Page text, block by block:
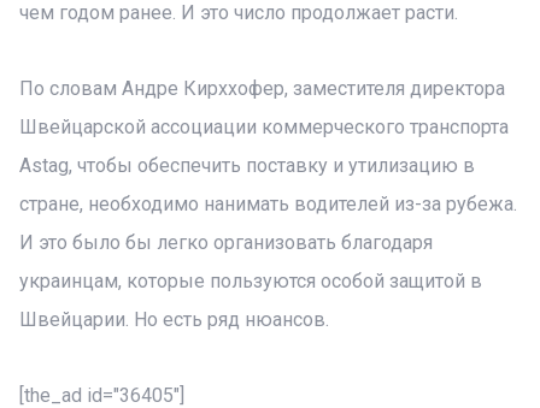
чем годом ранее. И это число продолжает расти.
По словам Андре Кирххофер, заместителя директора
Швейцарской ассоциации коммерческого транспорта
Astag, чтобы обеспечить поставку и утилизацию в
стране, необходимо нанимать водителей из-за рубежа.
И это было бы легко организовать благодаря
украинцам, которые пользуются особой защитой в
Швейцарии. Но есть ряд нюансов.
[the_ad id="36405"]